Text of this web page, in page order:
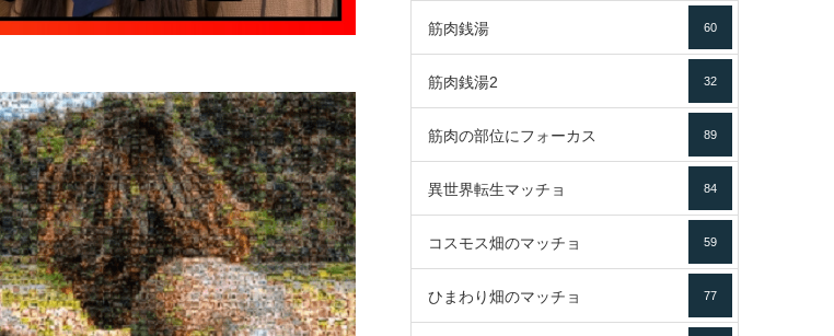
筋肉銭湯 60
筋肉銭湯2 32
筋肉の部位にフォーカス 89
異世界転生マッチョ 84
コスモス畑のマッチョ 59
ひまわり畑のマッチョ 77